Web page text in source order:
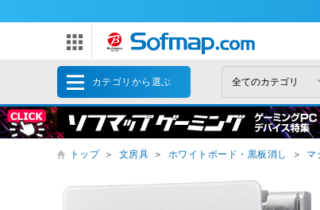
カテゴリから選ぶ
トップ ＞ 文房具 ＞ ホワイトボード・黒板消し ＞
マ